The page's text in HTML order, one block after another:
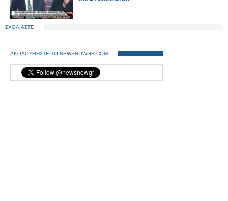
ΣΧΟΛΙΑΣΤΕ
ΑΚΟΛΟΥΘΗΣΤΕ ΤΟ NEWSNOWGR.COM